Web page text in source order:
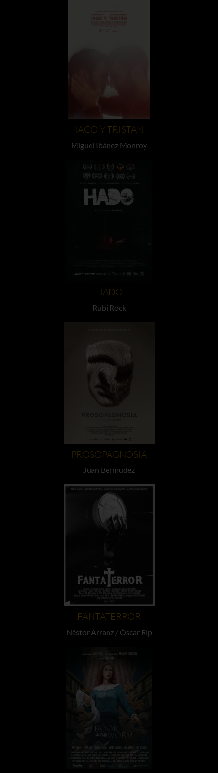
IAGO Y TRISTAN
Miguel Ibánez Monroy
HADO
Rubi Rock
PROSOPAGNOSIA
Juan Bermudez
FANTATERROR
Néstor Arranz / Óscar Rip